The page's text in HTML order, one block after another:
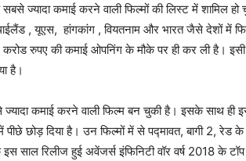
ज्यादा कमाई करने वाली फिल्मों की लिस्ट में शामिल हो
, यूएस, हांगकांग , वियतनाम और भारत जैसे देशों में
करोड रुपए की कमाई ओपनिंग के मौके पर ही कर ली है।
है।
कमाई करने वाली फिल्म बन चुकी है। इसके साथ ही
छोड़ दिया है। उन फिल्मों में से पद्मावत, बागी 2, रेड
साल रिलीज हुई अवेंजर्स इंफिनिटी वॉर वर्ष 2018 के